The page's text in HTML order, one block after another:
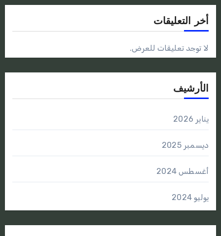
أخر التعليقات
لا توجد تعليقات للعرض.
الأرشيف
يناير 2026
ديسمبر 2025
أغسطس 2024
يوليو 2024